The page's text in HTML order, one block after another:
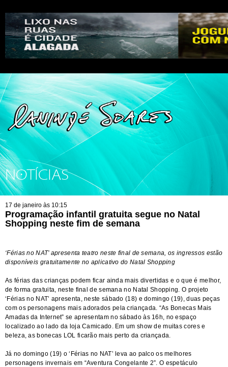
NOTÍCIAS
17 de janeiro às 10:15
Programação infantil gratuita segue no Natal
Shopping neste fim de semana
‘Férias no NAT’ apresenta teatro neste final de semana, os ingressos estão
disponíveis gratuitamente no aplicativo do Natal Shopping
As férias das crianças podem ficar ainda mais divertidas e o que é melhor,
de forma gratuita, neste final de semana no Natal Shopping. O projeto
‘Férias no NAT’ apresenta, neste sábado (18) e domingo (19), duas peças
com os personagens mais adorados pela criançada. “As Bonecas Mais
Amadas da Internet” se apresentam no sábado às 16h, no espaço
localizado ao lado da loja Camicado. Em um show de muitas cores e
beleza, as bonecas LOL ficarão mais perto da criançada.
Já no domingo (19) o ‘Férias no NAT’ leva ao palco os melhores
personagens invernais em “Aventura Congelante 2”. O espetáculo